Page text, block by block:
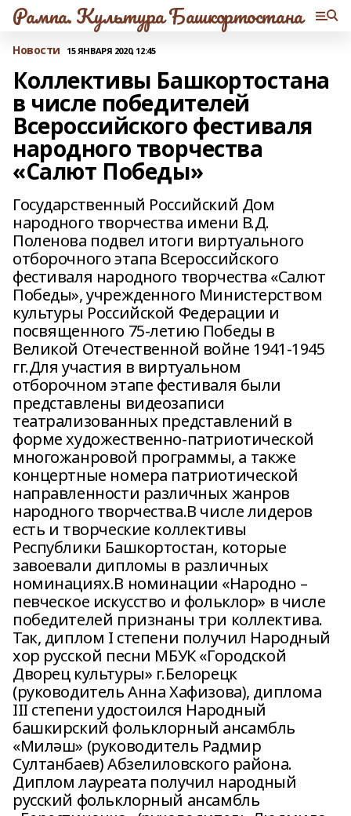
Рампа. Культура Башкортостана
Новости 15 ЯНВАРЯ 2020, 12:45
Коллективы Башкортостана
в числе победителей
Всероссийского фестиваля
народного творчества
«Салют Победы»
Государственный Российский Дом
народного творчества имени В.Д.
Поленова подвел итоги виртуального
отборочного этапа Всероссийского
фестиваля народного творчества «Салют
Победы», учрежденного Министерством
культуры Российской Федерации и
посвященного 75-летию Победы в
Великой Отечественной войне 1941-1945
гг.Для участия в виртуальном
отборочном этапе фестиваля были
представлены видеозаписи
театрализованных представлений в
форме художественно-патриотической
многожанровой программы, а также
концертные номера патриотической
направленности различных жанров
народного творчества.В числе лидеров
есть и творческие коллективы
Республики Башкортостан, которые
завоевали дипломы в различных
номинациях.В номинации «Народно –
певческое искусство и фольклор» в числе
победителей признаны три коллектива.
Так, диплом I степени получил Народный
хор русской песни МБУК «Городской
Дворец культуры» г.Белорецк
(руководитель Анна Хафизова), диплома
III степени удостоился Народный
башкирский фольклорный ансамбль
«Миләш» (руководитель Радмир
Султанбаев) Абзелиловского района.
Диплом лауреата получил народный
русский фольклорный ансамбль